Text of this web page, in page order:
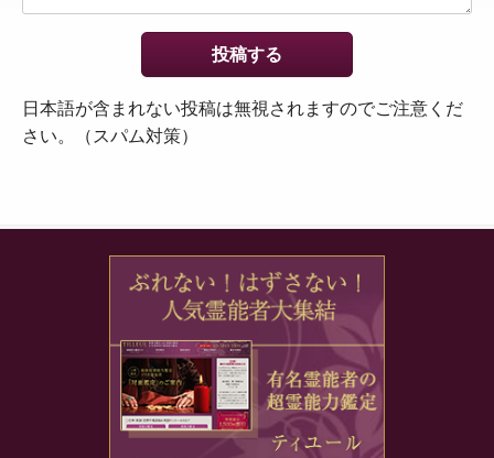
日本語が含まれない投稿は無視されますのでご注意くだ
さい。（スパム対策）